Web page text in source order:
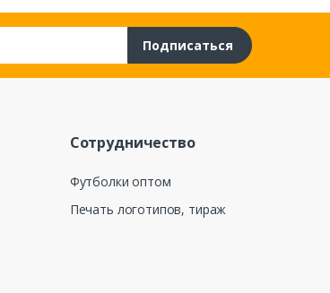
Подписаться
Сотрудничество
Футболки оптом
Печать логотипов, тираж